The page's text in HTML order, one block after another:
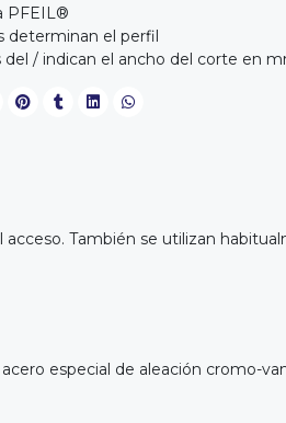
PFEIL®
determinan el perfil
del / indican el ancho del corte en
También se utilizan
especial de aleación cromo-